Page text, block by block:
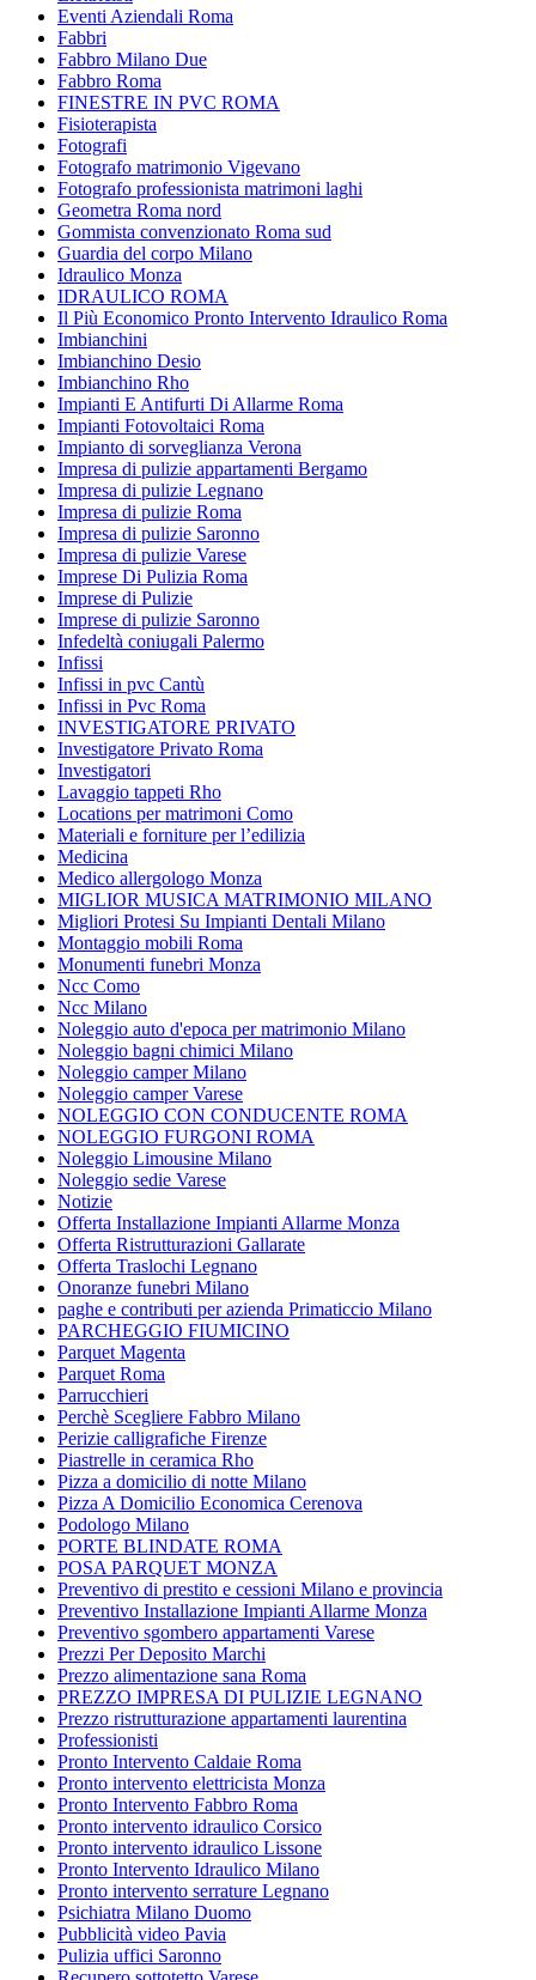
Eventi Aziendali Roma
Fabbri
Fabbro Milano Due
Fabbro Roma
FINESTRE IN PVC ROMA
Fisioterapista
Fotografi
Fotografo matrimonio Vigevano
Fotografo professionista matrimoni laghi
Geometra Roma nord
Gommista convenzionato Roma sud
Guardia del corpo Milano
Idraulico Monza
IDRAULICO ROMA
Il Più Economico Pronto Intervento Idraulico Roma
Imbianchini
Imbianchino Desio
Imbianchino Rho
Impianti E Antifurti Di Allarme Roma
Impianti Fotovoltaici Roma
Impianto di sorveglianza Verona
Impresa di pulizie appartamenti Bergamo
Impresa di pulizie Legnano
Impresa di pulizie Roma
Impresa di pulizie Saronno
Impresa di pulizie Varese
Imprese Di Pulizia Roma
Imprese di Pulizie
Imprese di pulizie Saronno
Infedeltà coniugali Palermo
Infissi
Infissi in pvc Cantù
Infissi in Pvc Roma
INVESTIGATORE PRIVATO
Investigatore Privato Roma
Investigatori
Lavaggio tappeti Rho
Locations per matrimoni Como
Materiali e forniture per l’edilizia
Medicina
Medico allergologo Monza
MIGLIOR MUSICA MATRIMONIO MILANO
Migliori Protesi Su Impianti Dentali Milano
Montaggio mobili Roma
Monumenti funebri Monza
Ncc Como
Ncc Milano
Noleggio auto d'epoca per matrimonio Milano
Noleggio bagni chimici Milano
Noleggio camper Milano
Noleggio camper Varese
NOLEGGIO CON CONDUCENTE ROMA
NOLEGGIO FURGONI ROMA
Noleggio Limousine Milano
Noleggio sedie Varese
Notizie
Offerta Installazione Impianti Allarme Monza
Offerta Ristrutturazioni Gallarate
Offerta Traslochi Legnano
Onoranze funebri Milano
paghe e contributi per azienda Primaticcio Milano
PARCHEGGIO FIUMICINO
Parquet Magenta
Parquet Roma
Parrucchieri
Perchè Scegliere Fabbro Milano
Perizie calligrafiche Firenze
Piastrelle in ceramica Rho
Pizza a domicilio di notte Milano
Pizza A Domicilio Economica Cerenova
Podologo Milano
PORTE BLINDATE ROMA
POSA PARQUET MONZA
Preventivo di prestito e cessioni Milano e provincia
Preventivo Installazione Impianti Allarme Monza
Preventivo sgombero appartamenti Varese
Prezzi Per Deposito Marchi
Prezzo alimentazione sana Roma
PREZZO IMPRESA DI PULIZIE LEGNANO
Prezzo ristrutturazione appartamenti laurentina
Professionisti
Pronto Intervento Caldaie Roma
Pronto intervento elettricista Monza
Pronto Intervento Fabbro Roma
Pronto intervento idraulico Corsico
Pronto intervento idraulico Lissone
Pronto Intervento Idraulico Milano
Pronto intervento serrature Legnano
Psichiatra Milano Duomo
Pubblicità video Pavia
Pulizia uffici Saronno